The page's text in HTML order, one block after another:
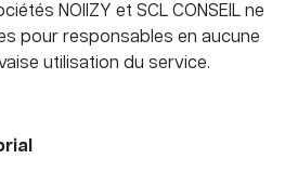
NOIIZY et SCL CONSEIL ne
pour responsables en aucune
utilisation du service.